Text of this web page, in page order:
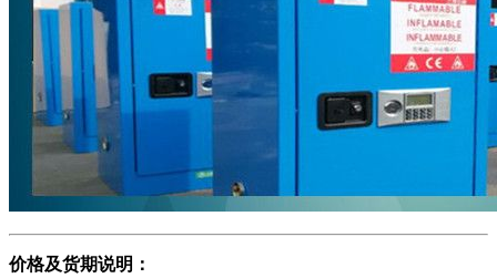
价格及货期说明：